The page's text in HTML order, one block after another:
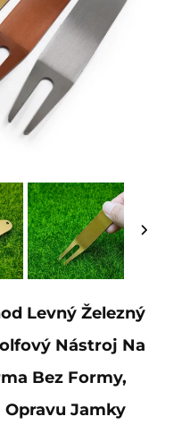
Levný Železný
Nástroj Na
Bez Formy,
Jamky